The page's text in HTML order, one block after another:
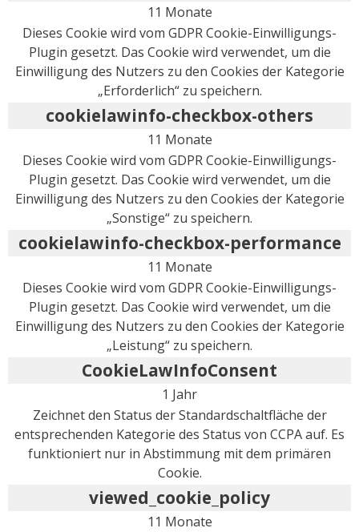
11 Monate
Dieses Cookie wird vom GDPR Cookie-Einwilligungs-
Plugin gesetzt. Das Cookie wird verwendet, um die
Einwilligung des Nutzers zu den Cookies der Kategorie
„Erforderlich“ zu speichern.
cookielawinfo-checkbox-others
11 Monate
Dieses Cookie wird vom GDPR Cookie-Einwilligungs-
Plugin gesetzt. Das Cookie wird verwendet, um die
Einwilligung des Nutzers zu den Cookies der Kategorie
„Sonstige“ zu speichern.
cookielawinfo-checkbox-performance
11 Monate
Dieses Cookie wird vom GDPR Cookie-Einwilligungs-
Plugin gesetzt. Das Cookie wird verwendet, um die
Einwilligung des Nutzers zu den Cookies der Kategorie
„Leistung“ zu speichern.
CookieLawInfoConsent
1 Jahr
Zeichnet den Status der Standardschaltfläche der
entsprechenden Kategorie des Status von CCPA auf. Es
funktioniert nur in Abstimmung mit dem primären
Cookie.
viewed_cookie_policy
11 Monate